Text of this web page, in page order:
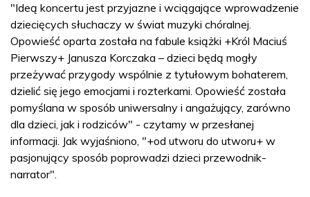
"Ideą koncertu jest przyjazne i wciągające wprowadzenie
dziecięcych słuchaczy w świat muzyki chóralnej.
Opowieść oparta została na fabule książki +Król Maciuś
Pierwszy+ Janusza Korczaka – dzieci będą mogły
przeżywać przygody wspólnie z tytułowym bohaterem,
dzielić się jego emocjami i rozterkami. Opowieść została
pomyślana w sposób uniwersalny i angażujący, zarówno
dla dzieci, jak i rodziców" - czytamy w przesłanej
informacji. Jak wyjaśniono, "+od utworu do utworu+ w
pasjonujący sposób poprowadzi dzieci przewodnik-
narrator".